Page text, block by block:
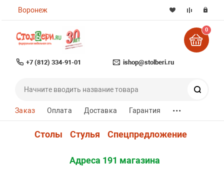
Воронеж
+7 (812) 334-91-01 ishop@stolberi.ru
0
Заказ Оплата Доставка Гарантия ...
Столы Стулья Спецпредложение
Адреса 191 магазина